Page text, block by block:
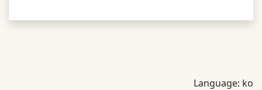
Language: ko